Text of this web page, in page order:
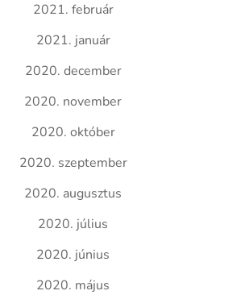
2021. február
2021. január
2020. december
2020. november
2020. október
2020. szeptember
2020. augusztus
2020. július
2020. június
2020. május